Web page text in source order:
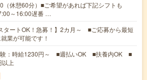
（休憩60分）■ご希望があれば下記シフトも
～16:00遅番 …
タートOK！急募！】2カ月～ ■ご応募から最短
業が可能です！
験：時給1230円～ ■週払いOK ■扶養内OK ■
以上